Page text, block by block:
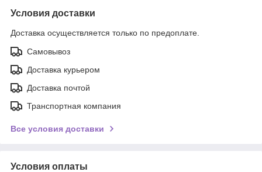
Условия доставки
Доставка осуществляется только по предоплате.
Самовывоз
Доставка курьером
Доставка почтой
Транспортная компания
Все условия доставки
Условия оплаты